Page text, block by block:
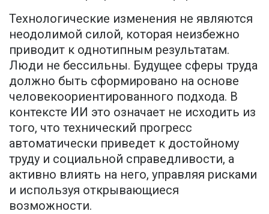
Технологические изменения не являются
неодолимой силой, которая неизбежно
приводит к однотипным результатам.
Люди не бессильны. Будущее сферы труда
должно быть сформировано на основе
человекоориентированного подхода. В
контексте ИИ это означает не исходить из
того, что технический прогресс
автоматически приведет к достойному
труду и социальной справедливости, а
активно влиять на него, управляя рисками
и используя открывающиеся
возможности.